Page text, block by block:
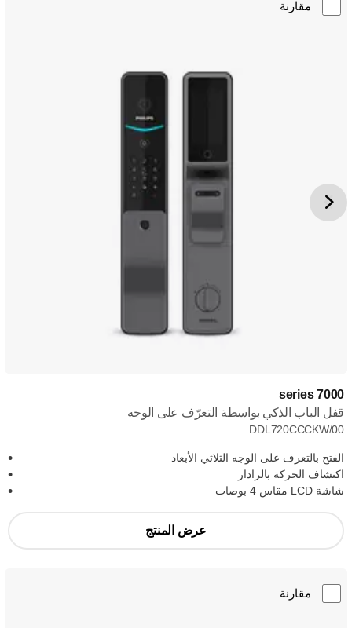
مقارنة
7000 series
قفل الباب الذكي بواسطة التعرّف على الوجه
DDL720CCCKW/00
الفتح بالتعرف على الوجه الثلاثي الأبعاد
اكتشاف الحركة بالرادار
شاشة LCD مقاس 4 بوصات
عرض المنتج
مقارنة